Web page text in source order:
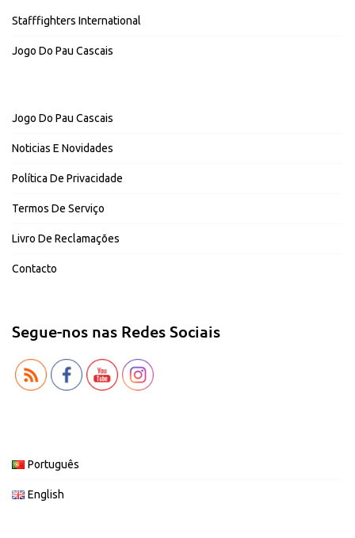
Stafffighters International
Jogo Do Pau Cascais
Jogo Do Pau Cascais
Noticias E Novidades
Política De Privacidade
Termos De Serviço
Livro De Reclamações
Contacto
Segue-nos nas Redes Sociais
Português
English